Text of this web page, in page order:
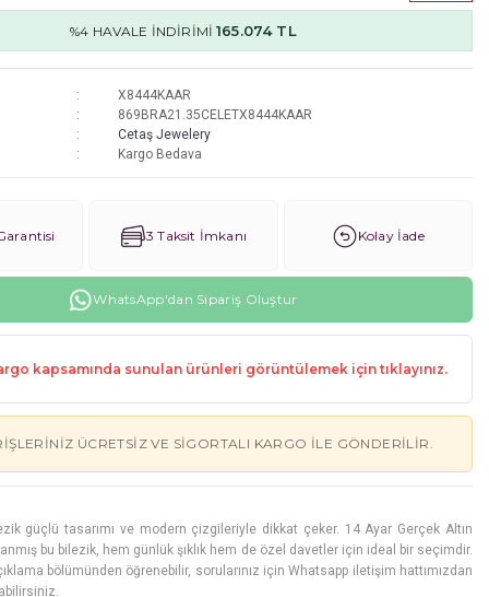
%4 HAVALE İNDİRİMİ165.074 TL
X8444KAAR
869BRA21.35CELETX8444KAAR
Cetaş Jewelery
Kargo Bedava
3 Taksit İmkanı Kolay İade
WhatsApp'dan Sipariş Oluştur
kapsamında sunulan ürünleri görüntülemek için tıklayınız.
ÜCRETSIZ VE SIGORTALI KARGO ILE GÖNDERILIR.
güçlü tasarımı ve modern çizgileriyle dikkat çeker. 14 Ayar Gerçek Altın
bu bilezik, hem günlük şıklık hem de özel davetler için ideal bir seçimdir.
bölümünden öğrenebilir, sorularınız için Whatsapp iletişim hattımızdan